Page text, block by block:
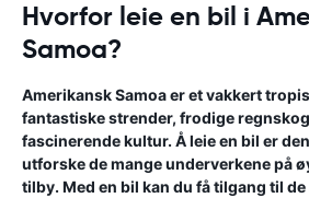
Hvorfor leie en bil i
Samoa?
Amerikansk Samoa er et vakkert
fantastiske strender, frodige
fascinerende kultur. Å leie en bil er
utforske de mange underverkene på
tilby. Med en bil kan du få tilgang til